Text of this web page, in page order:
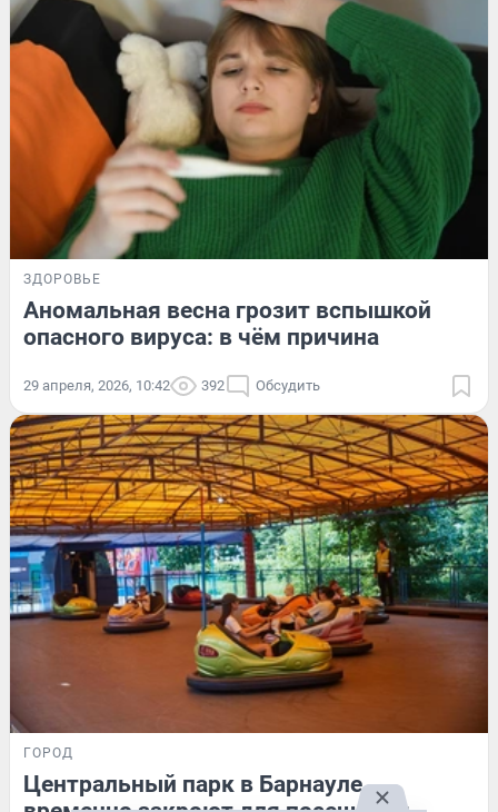
ЗДОРОВЬЕ
Аномальная весна грозит вспышкой
опасного вируса: в чём причина
29 апреля, 2026, 10:42 392 Обсудить
ГОРОД
Центральный парк в Барнауле